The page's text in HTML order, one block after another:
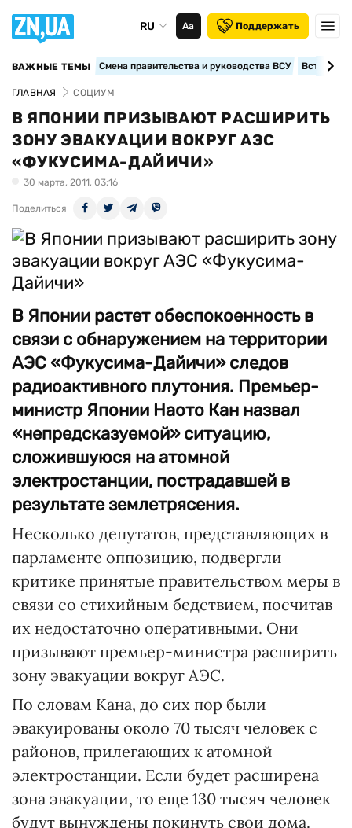
RU Аа Поддержать
ВАЖНЫЕ ТЕМЫ Смена правительства и руководства ВСУ
ГЛАВНАЯ СОЦИУМ
В ЯПОНИИ ПРИЗЫВАЮТ РАСШИРИТЬ
ЗОНУ ЭВАКУАЦИИ ВОКРУГ АЭС
«ФУКУСИМА-ДАЙИЧИ»
30 марта, 2011, 03:16
Поделиться
В Японии растет обеспокоенность в
связи с обнаружением на территории
АЭС «Фукусима-Дайичи» следов
радиоактивного плутония. Премьер-
министр Японии Наото Кан назвал
«непредсказуемой» ситуацию,
сложившуюся на атомной
электростанции, пострадавшей в
результате землетрясения.
Несколько депутатов, представляющих в
парламенте оппозицию, подвергли
критике принятые правительством меры в
связи со стихийным бедствием, посчитав
их недостаточно оперативными. Они
призывают премьер-министра расширить
зону эвакуации вокруг АЭС.
По словам Кана, до сих пор были
эвакуированы около 70 тысяч человек с
районов, прилегающих к атомной
электростанции. Если будет расширена
зона эвакуации, то еще 130 тысяч человек
будут вынуждены покинуть свои дома.